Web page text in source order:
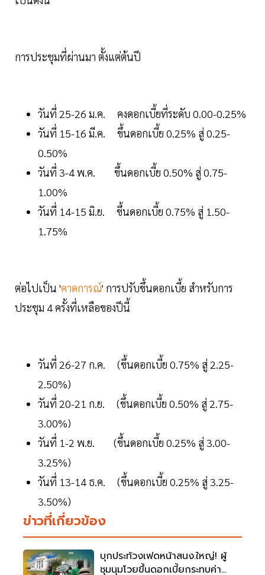
การประชุมที่ผ่านมา ตั้งแต่ต้นปี
วันที่ 25-26 ม.ค. คงดอกเบี้ยที่ระดับ 0.00-0.25%
วันที่ 15-16 มี.ค. ขึ้นดอกเบี้ย 0.25% สู่ 0.25-
0.50%
วันที่ 3-4 พ.ค. ขึ้นดอกเบี้ย 0.50% สู่ 0.75-
1.00%
วันที่ 14-15 มิ.ย. ขึ้นดอกเบี้ย 0.75% สู่ 1.50-
1.75%
ต่อไปเป็น 'คาดการณ์' การปรับขึ้นดอกเบี้ย สำหรับการ
ประชุม 4 ครั้งที่เหลือของปีนี้
วันที่ 26-27 ก.ค. (ขึ้นดอกเบี้ย 0.75% สู่ 2.25-
2.50%)
วันที่ 20-21 ก.ย. (ขึ้นดอกเบี้ย 0.50% สู่ 2.75-
3.00%)
วันที่ 1-2 พ.ย. (ขึ้นดอกเบี้ย 0.25% สู่ 3.00-
3.25%)
วันที่ 13-14 ธ.ค. (ขึ้นดอกเบี้ย 0.25% สู่ 3.25-
3.50%)
ข่าวที่เกี่ยวข้อง
บุกประท้วงเฟดหน้าสนง.ใหญ่! ผู้
ชุมนุมโวยขึ้นดอกเบี้ยกระทบค่า